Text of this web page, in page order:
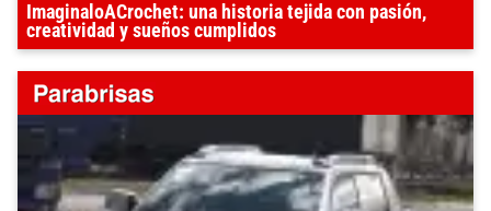
ImaginaloACrochet: una historia tejida con pasión,
creatividad y sueños cumplidos